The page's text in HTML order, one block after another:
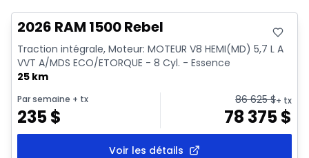
2026 RAM 1500 Rebel
Traction intégrale, Moteur: MOTEUR V8 HEMI(MD) 5,7 L A
VVT A/MDS ECO/ETORQUE - 8 Cyl. - Essence
25 km
Par semaine + tx
235$
86 625$+ tx
78 375$
Voir les détails